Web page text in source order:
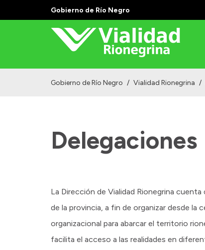
Gobierno de Río Negro
Gobierno de Río Negro / Vialidad Rionegrina /
Delegaciones
La Dirección de Vialidad Rionegrina
de la provincia, a fin de organizar desde la
organizacional para abarcar el territorio
facilita el acceso a las realidades en